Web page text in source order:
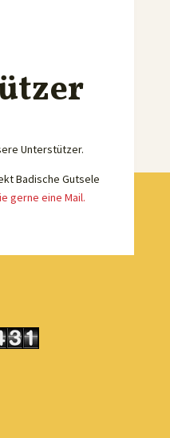
Unterstützer.
Badische Gutsele
gerne eine Mail.